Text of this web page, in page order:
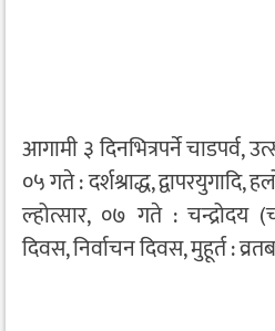
आगामी ३ दिनभित्रपर्ने चाडपर्व,
०५ गते : दर्शश्राद्ध, द्वापरयुगादि,
ल्होत्सार, ०७ गते : चन्द्रोदय
दिवस, निर्वाचन दिवस, मुहूर्त :